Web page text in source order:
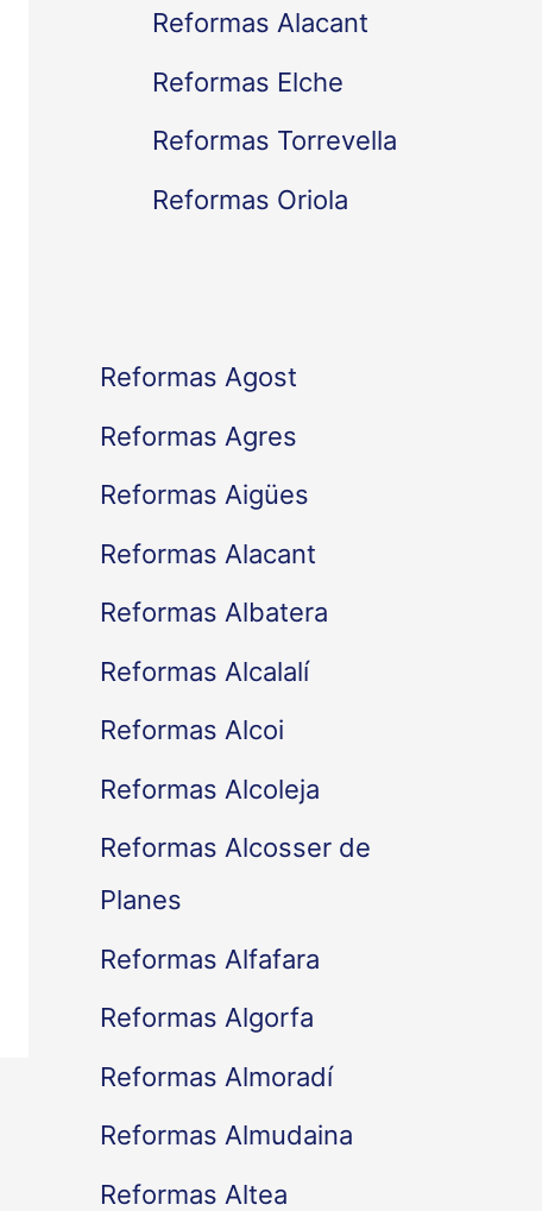
Reformas Alacant
Reformas Elche
Reformas Torrevella
Reformas Oriola
Reformas Agost
Reformas Agres
Reformas Aigües
Reformas Alacant
Reformas Albatera
Reformas Alcalalí
Reformas Alcoi
Reformas Alcoleja
Reformas Alcosser de
Planes
Reformas Alfafara
Reformas Algorfa
Reformas Almoradí
Reformas Almudaina
Reformas Altea